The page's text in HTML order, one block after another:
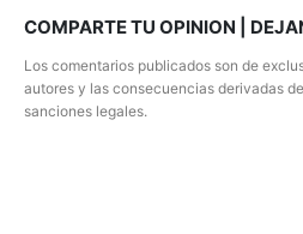
COMPARTE TU OPINION |
Los comentarios publicados son de
autores y las consecuencias derivadas
sanciones legales.